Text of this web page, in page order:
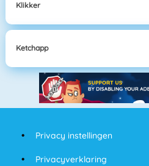
Klikker
Ketchapp
Privacy instellingen
Privacyverklaring